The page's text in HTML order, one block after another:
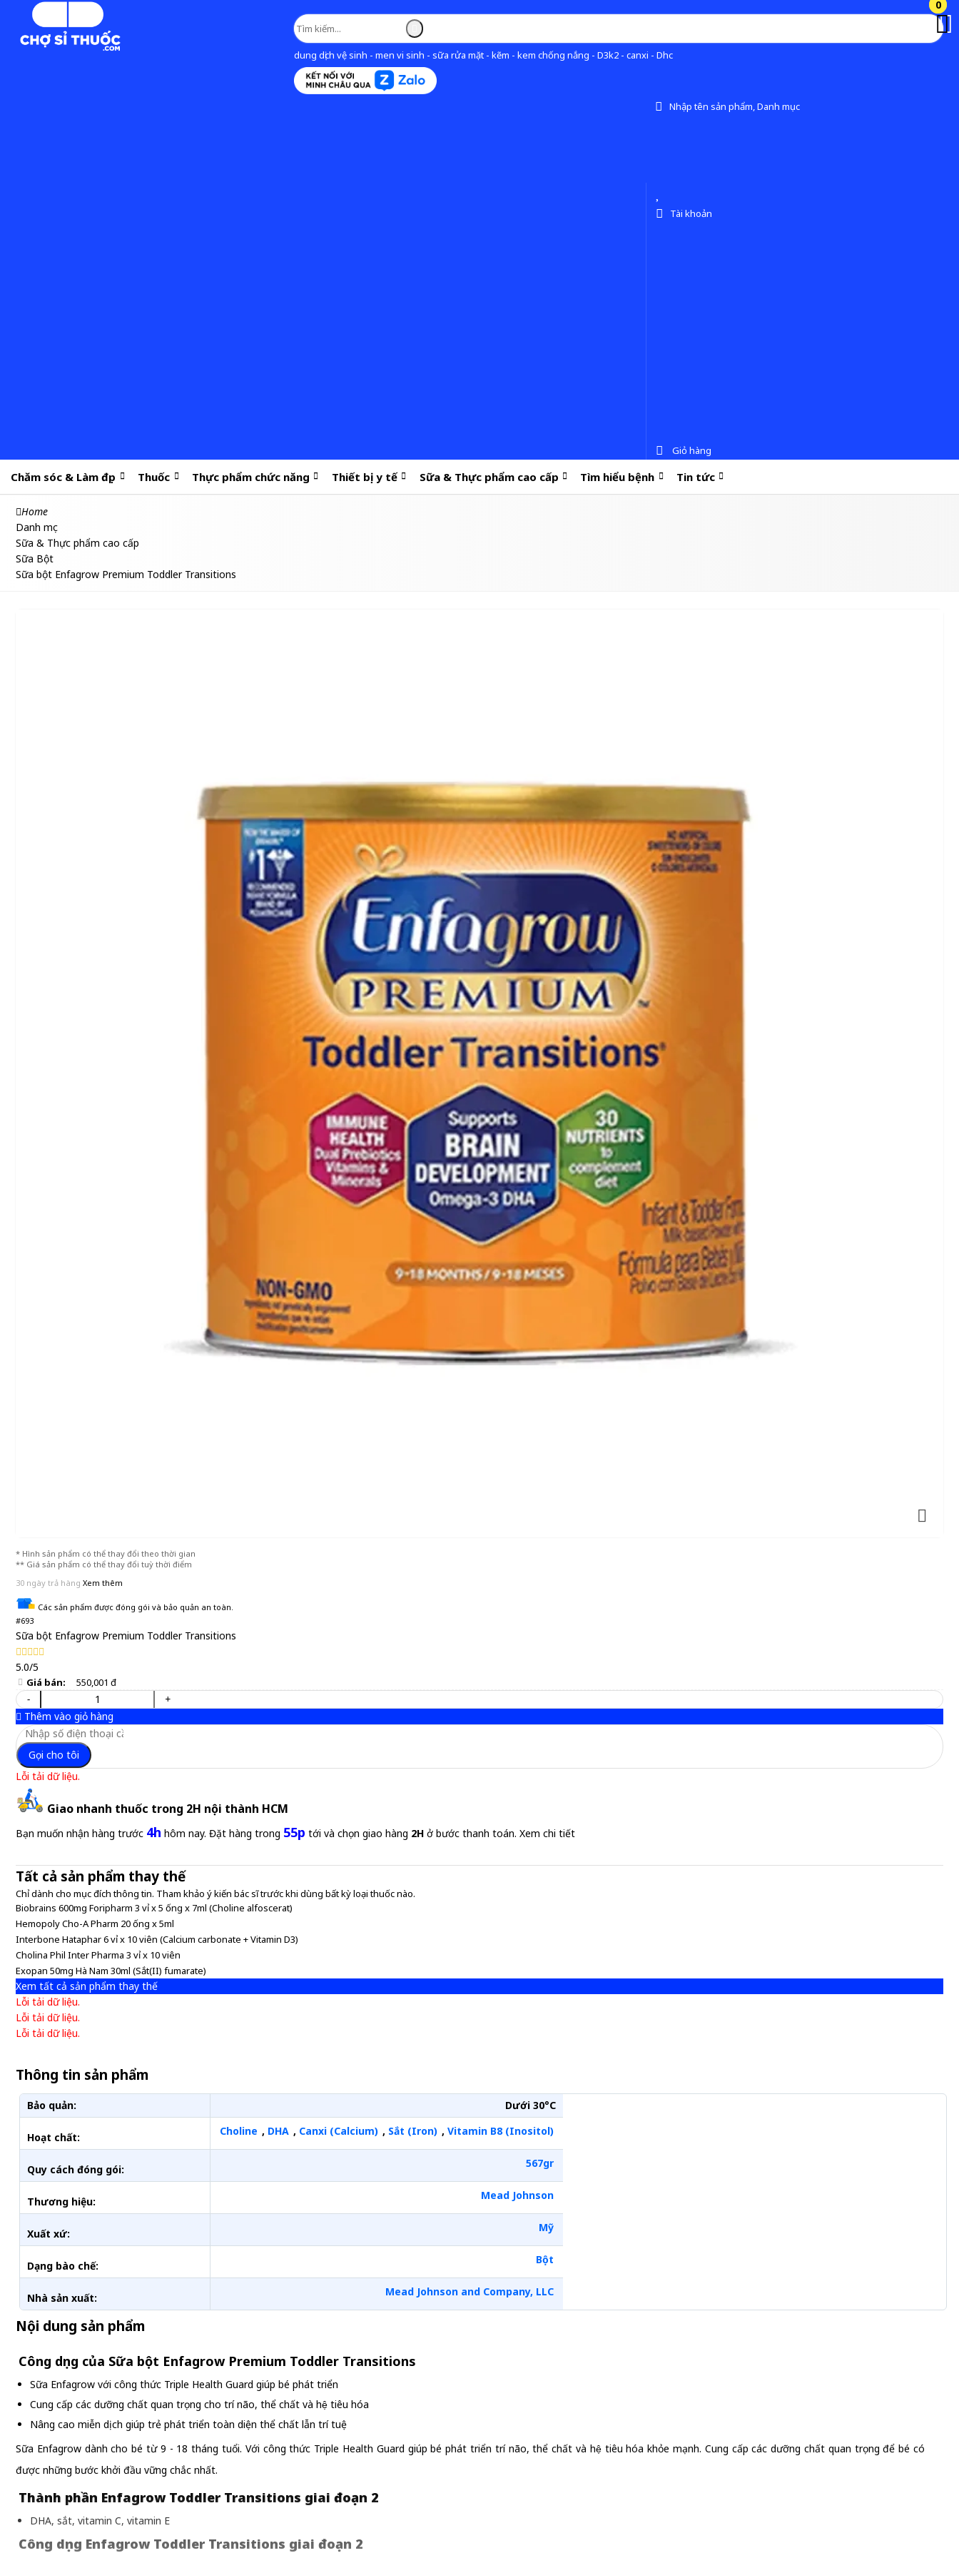
dung dịch vệ sinh - men vi sinh - sữa rửa mặt - kẽm - kem chống nắng - D3k2 - canxi - Dhc
Nhập tên sản phẩm, Danh mục
0
Tài khoản
0
Giỏ hàng
Chăm sóc & Làm đẹp Thuốc Thực phẩm chức năng Thiết bị y tế Sữa & Thực phẩm cao cấp Tìm hiểu bệnh Tin tức
Home
Danh mục
Sữa & Thực phẩm cao cấp
Sữa Bột
Sữa bột Enfagrow Premium Toddler Transitions
* Hình sản phẩm có thể thay đổi theo thời gian
** Giá sản phẩm có thể thay đổi tuỳ thời điểm
30 ngày trả hàng Xem thêm
Các sản phẩm được đóng gói và bảo quản an toàn.
#693
Sữa bột Enfagrow Premium Toddler Transitions
5.0/5
Giá bán: 550,001 đ
-
+
Thêm vào giỏ hàng
Gọi cho tôi
Lỗi tải dữ liệu.
Giao nhanh thuốc trong 2H nội thành HCM
Bạn muốn nhận hàng trước 4h hôm nay. Đặt hàng trong 55p tới và chọn giao hàng 2H ở bước thanh toán. Xem chi tiết
Tất cả sản phẩm thay thế
Chỉ dành cho mục đích thông tin. Tham khảo ý kiến bác sĩ trước khi dùng bất kỳ loại thuốc nào.
Biobrains 600mg Foripharm 3 vỉ x 5 ống x 7ml (Choline alfoscerat)
Hemopoly Cho-A Pharm 20 ống x 5ml
Interbone Hataphar 6 vỉ x 10 viên (Calcium carbonate + Vitamin D3)
Cholina Phil Inter Pharma 3 vỉ x 10 viên
Exopan 50mg Hà Nam 30ml (Sắt(II) fumarate)
Xem tất cả sản phẩm thay thế
Lỗi tải dữ liệu.
Lỗi tải dữ liệu.
Lỗi tải dữ liệu.
Thông tin sản phẩm
Bảo quản: Dưới 30°C
Hoạt chất: Choline , DHA , Canxi (Calcium) , Sắt (Iron) , Vitamin B8 (Inositol)
Quy cách đóng gói: 567gr
Thương hiệu: Mead Johnson
Xuất xứ: Mỹ
Dạng bào chế: Bột
Nhà sản xuất: Mead Johnson and Company, LLC
Nội dung sản phẩm
Công dụng của Sữa bột Enfagrow Premium Toddler Transitions
Sữa Enfagrow với công thức Triple Health Guard giúp bé phát triển
Cung cấp các dưỡng chất quan trọng cho trí não, thể chất và hệ tiêu hóa
Nâng cao miễn dịch giúp trẻ phát triển toàn diện thể chất lẫn trí tuệ
Sữa Enfagrow dành cho bé từ 9 - 18 tháng tuổi. Với công thức Triple Health Guard giúp bé phát triển trí não, thể chất và hệ tiêu hóa khỏe mạnh. Cung cấp các dưỡng chất quan trọng để bé có
được những bước khởi đầu vững chắc nhất.
Thành phần Enfagrow Toddler Transitions giai đoạn 2
DHA, sắt, vitamin C, vitamin E
Công dụng Enfagrow Toddler Transitions giai đoạn 2